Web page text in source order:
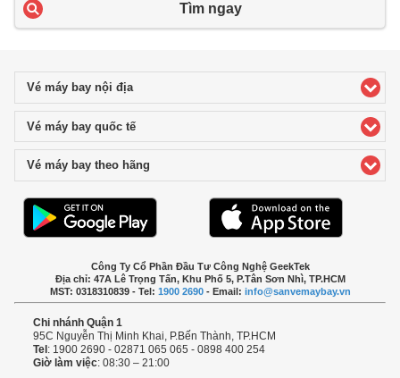
Tìm ngay
Vé máy bay nội địaclick to expand contents
Vé máy bay quốc tếclick to expand contents
Vé máy bay theo hãng
Công Ty Cổ Phần Đầu Tư Công Nghệ GeekTek
Địa chỉ: 47A Lê Trọng Tấn, Khu Phố 5, P.Tân Sơn Nhì, TP.HCM
MST: 0318310839 - Tel: 1900 2690- Email: info@sanvemaybay.vn
Chi nhánh Quận 1
95C Nguyễn Thị Minh Khai, P.Bến Thành, TP.HCM
Tel : 1900 2690 - 02871 065 065 - 0898 400 254
Giờ làm việc: 08:30 – 21:00